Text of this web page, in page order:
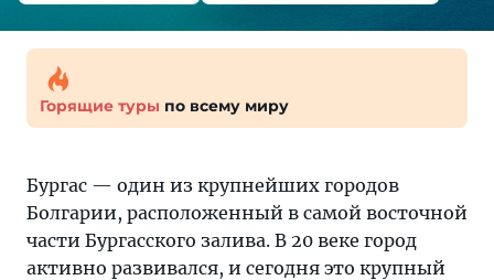
Горящие туры по всему миру
Бургас — один из крупнейших городов
Болгарии, расположенный в самой восточной
части Бургасского залива. В 20 веке город
активно развивался, и сегодня это крупный